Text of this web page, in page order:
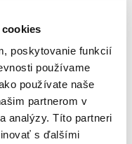
poskytovanie funkcií
používame
používate naše
partnerom v
analýzy. Títo partneri
s ďalšími